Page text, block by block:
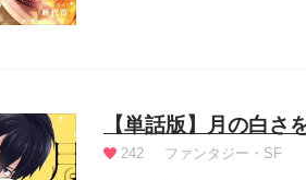
【単話版】月の白さ
242 ファンタジー・SF